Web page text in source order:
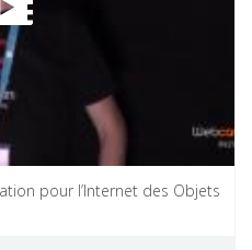
pour l’Internet des Objets